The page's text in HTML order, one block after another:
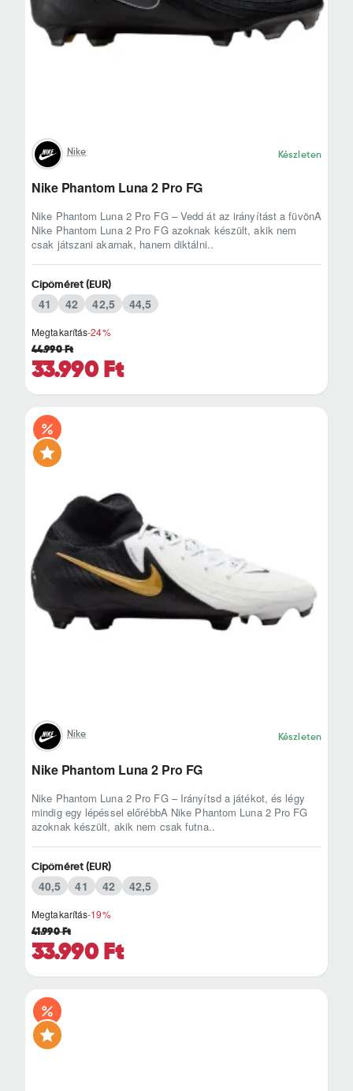
Nike Készleten
Nike Phantom Luna 2 Pro FG
Nike Phantom Luna 2 Pro FG – Vedd át az irányítást a füvönA
Nike Phantom Luna 2 Pro FG azoknak készült, akik nem
csak játszani akarnak, hanem diktálni..
Megtakarítás-24%
33.990 Ft
44.990 Ft
Cipőméret (EUR)
41 42 42,5 44,5
Nike Készleten
Nike Phantom Luna 2 Pro FG
Nike Phantom Luna 2 Pro FG – Irányítsd a játékot, és légy
mindig egy lépéssel előrébbA Nike Phantom Luna 2 Pro FG
azoknak készült, akik nem csak futna..
Megtakarítás-19%
33.990 Ft
41.990 Ft
Cipőméret (EUR)
40,5 41 42 42,5